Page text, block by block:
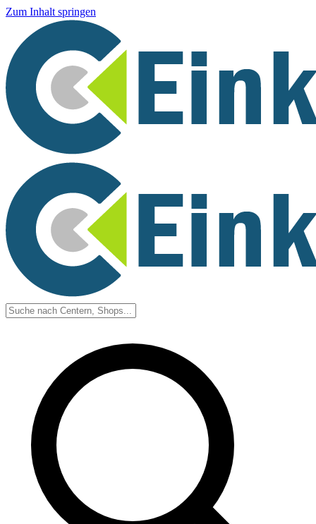
Zum Inhalt springen